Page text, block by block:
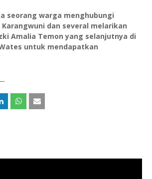
seorang warga menghubungi
dan several melarikan
Amalia Temon yang selanjutnya di
untuk mendapatkan